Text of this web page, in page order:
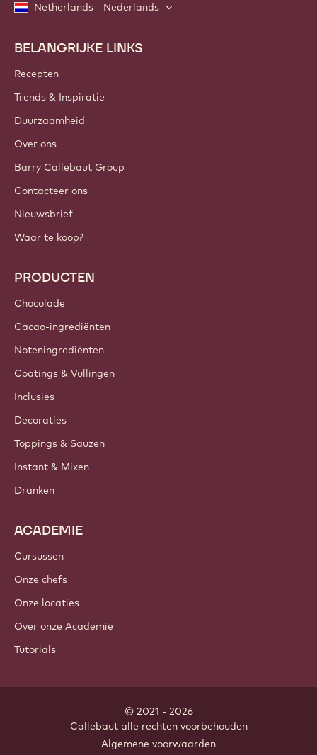
Netherlands - Nederlands
Footer
Callebaut
BELANGRIJKE LINKS
Recepten
Trends & Inspiratie
Duurzaamheid
Over ons
Barry Callebaut Group
Contacteer ons
Nieuwsbrief
Waar te koop?
PRODUCTEN
Chocolade
Cacao-ingrediënten
Noteningrediënten
Coatings & Vullingen
Inclusies
Decoraties
Toppings & Sauzen
Instant & Mixen
Dranken
ACADEMIE
Cursussen
Onze chefs
Onze locaties
Over onze Academie
Tutorials
© 2021 - 2026
Callebaut. alle rechten voorbehouden
Algemene voorwaarden